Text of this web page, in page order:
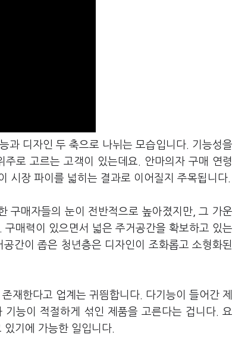
과 디자인 두 축으로 나뉘는 모습입니다. 기능성을
로 고르는 고객이 있는데요. 안마의자 구매 연령
시장 파이를 넓히는 결과로 이어질지 주목됩니다.
구매자들의 눈이 전반적으로 높아졌지만, 그 가운
매력이 있으면서 넓은 주거공간을 확보하고 있는
간이 좁은 청년층은 디자인이 조화롭고 소형화된
재한다고 업계는 귀띔합니다. 다기능이 들어간 제
능이 적절하게 섞인 제품을 고른다는 겁니다. 요
기에 가능한 일입니다.